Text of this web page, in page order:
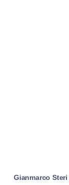
Gianmarco